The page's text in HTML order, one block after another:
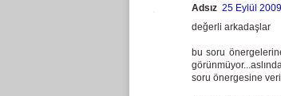
Adsız 25 Eylül
değerli arkadaşlar
bu soru
soru önergesine